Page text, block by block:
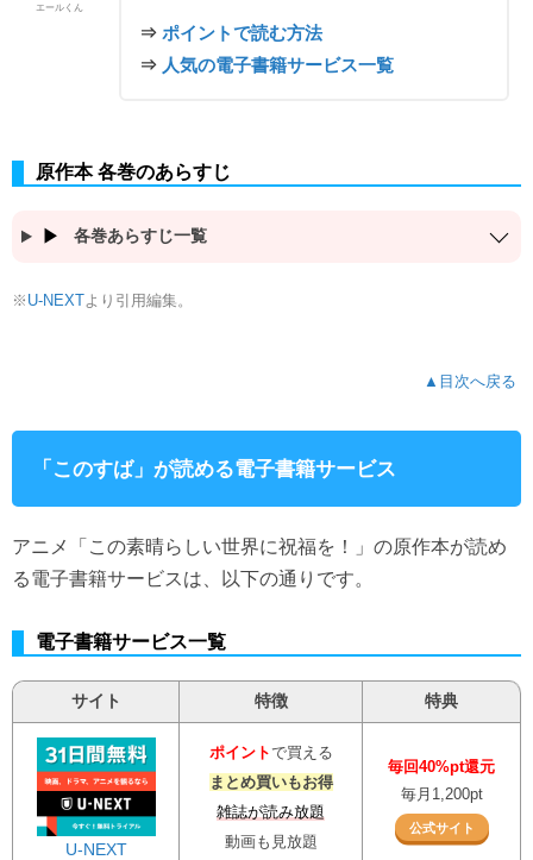
エールくん
⇒ ポイントで読む方法
⇒ 人気の電子書籍サービス一覧
原作本 各巻のあらすじ
各巻あらすじ一覧
※ U-NEXTより引用編集。
▲目次へ戻る
「このすば」が読める電子書籍サービス
アニメ「この素晴らしい世界に祝福を！」の原作本が読め
る電子書籍サービスは、以下の通りです。
電子書籍サービス一覧
サイト 特徴 特典
U-NEXT
ポイントで買える
まとめ買いもお得
雑誌が読み放題
動画も見放題
毎回40%pt還元
毎月1,200pt
公式サイト